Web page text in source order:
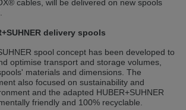
is also available in German. Would you like to
Stay on this version
ihr Browser eine andere Sprache als die derzeit
Webseite ist auch auf Deutsch verfügbar.
Version wechseln?
wechseln Auf dieser Version bleiben
cables, will be delivered on new spools
delivery spools
spool concept has been developed to
optimise transport and storage volumes,
materials and dimensions. The
also focused on sustainability and
and the adapted HUBER+SUHNER
friendly and 100% recyclable.